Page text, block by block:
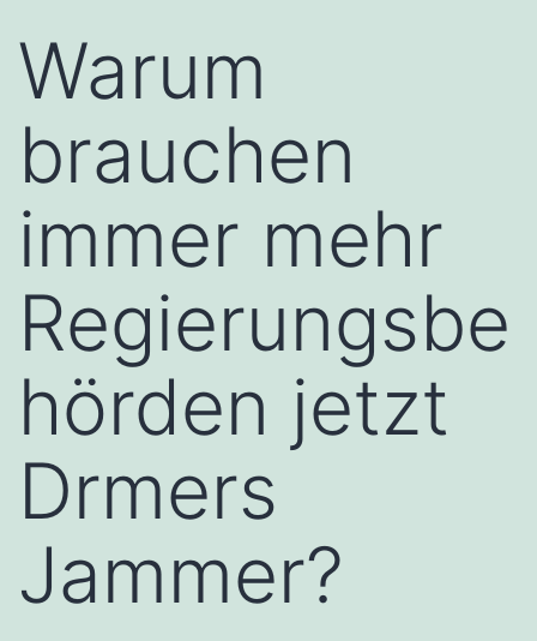
Warum
brauchen
immer mehr
Regierungsbe
hörden jetzt
Drmers
Jammer?